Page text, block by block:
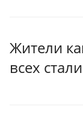
Жители
всех